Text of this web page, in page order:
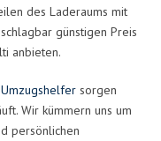
des Laderaums mit
günstigen Preis
anbieten.
Umzugshelfer sorgen
Wir kümmern uns um
persönlichen